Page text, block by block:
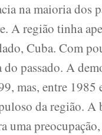
na maioria dos
A região tinha
Cuba. Com
do passado. A
mas, entre
da região. A
uma